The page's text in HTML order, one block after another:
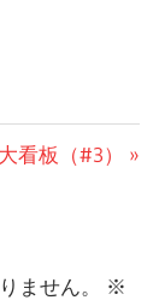
看板（#3）
ません。
※